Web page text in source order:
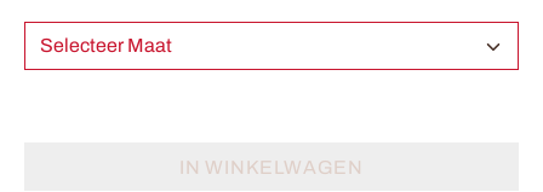
Selecteer Maat
IN WINKELWAGEN